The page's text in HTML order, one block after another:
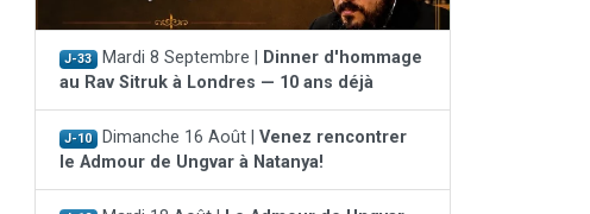
J-33 Mardi 8 Septembre |
Dinner d'hommage
au Rav Sitruk à Londres — 10 ans déjà
J-10 Dimanche 16 Août | Venez rencontrer
le Admour de Ungvar à Natanya!